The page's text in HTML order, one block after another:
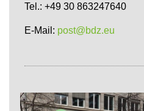
Tel.: +49 30 863247640
E-Mail: post@bdz.eu